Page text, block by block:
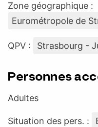
Zone géographique :
Eurométropole de
QPV : Strasbourg -
Personnes
Adultes
Situation des pers. :